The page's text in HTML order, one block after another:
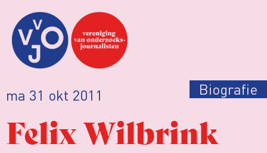
ma 31 okt 2011 Biografie
Felix Wilbrink